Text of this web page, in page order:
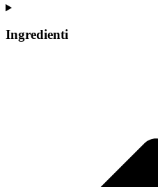
Ingredienti